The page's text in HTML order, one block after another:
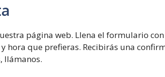
página web. Llena el formulario
hora que prefieras. Recibirás una
llámanos.